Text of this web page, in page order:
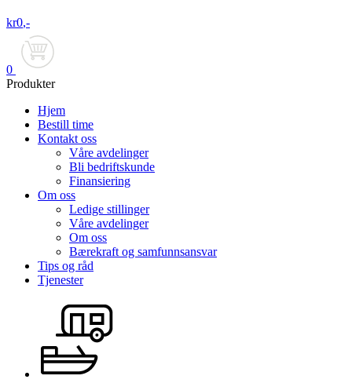
kr0,-
0
Produkter
Hjem
Bestill time
Kontakt oss
Våre avdelinger
Bli bedriftskunde
Finansiering
Om oss
Ledige stillinger
Våre avdelinger
Om oss
Bærekraft og samfunnsansvar
Tips og råd
Tjenester